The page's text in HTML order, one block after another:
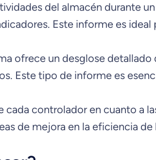
del almacén durante
Este informe es ideal
ofrece un desglose
Este tipo de informe es
controlador en cuanto a
de mejora en la eficiencia